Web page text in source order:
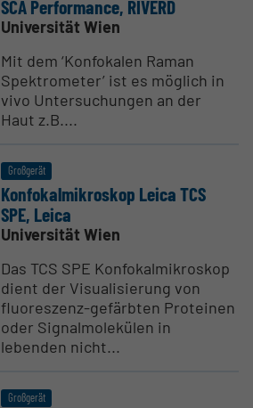
SCA Perfor­mance, RIVERD
Universität Wien
Mit dem ‘Konfokalen Raman
Spektrometer’ ist es möglich in
vivo Untersuchungen an der
Haut z.B....
Großgerät
Konfo­kal­mi­kroskop Leica TCS
SPE, Leica
Universität Wien
Das TCS SPE Konfokalmikroskop
dient der Visualisierung von
fluoreszenz-gefärbten Proteinen
oder Signalmolekülen in
lebenden nicht...
Großgerät